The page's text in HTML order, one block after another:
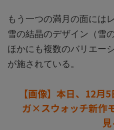
もう一つの満月の面には
雪の結晶のデザイン（雪
ほかにも複数のバリエー
が施されている。
【画像】本日、12月
ガ×スウォッチ新作